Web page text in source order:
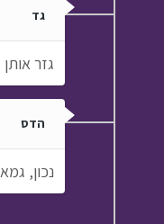
גד
גזר
הדס
נכון,